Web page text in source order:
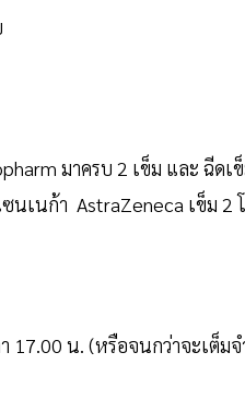
มาครบ 2 เข็ม และ ฉีด
นเนก้า AstraZeneca เข็ม 2
17.00 น. (หรือจนกว่าจะเต็ม